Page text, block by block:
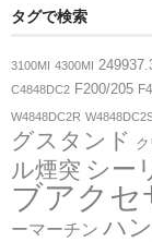
タグで検索
3100MI 4300MI
C4848DC2 F200/205
W4848DC2R
グスタンド
ル煙突 シー
ブアクセ
ーマーチン ハ